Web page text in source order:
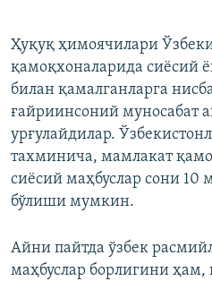
Ҳуқуқ ҳимоячилари
қамоқхоналарида сиёсий
билан қамалганларга
ғайриинсоний муносабат
урғулайдилар.
тахминича, мамлакат
сиёсий маҳбуслар сони 10
бўлиши мумкин.
Айни пайтда ўзбек
маҳбуслар борлигини ҳам,